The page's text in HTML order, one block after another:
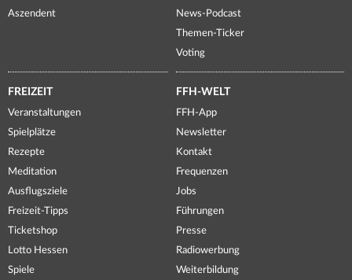
Aszendent
News-Podcast
Themen-Ticker
Voting
FREIZEIT
Veranstaltungen
Spielplätze
Rezepte
Meditation
Ausflugsziele
Freizeit-Tipps
Ticketshop
Lotto Hessen
Spiele
FFH-WELT
FFH-App
Newsletter
Kontakt
Frequenzen
Jobs
Führungen
Presse
Radiowerbung
Weiterbildung